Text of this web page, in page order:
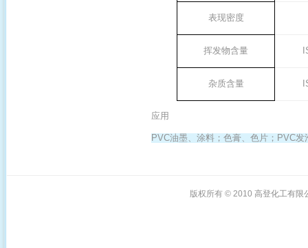
表现密度
挥发物含量
杂质含量
应用
PVC油墨、涂料；色膏、色片；PVC发
版权所有 © 2010 高登化工有限